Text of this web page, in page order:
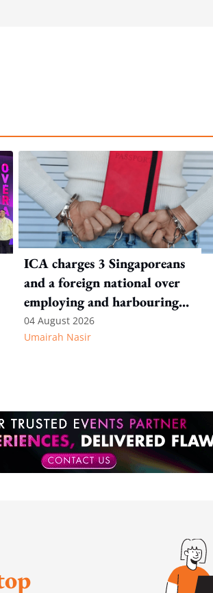
ICA charges 3 Singaporeans
and a foreign national over
employing and harbouring
immigration offenders
04 August 2026
Umairah Nasir